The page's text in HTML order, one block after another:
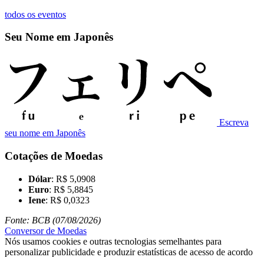
todos os eventos
Seu Nome em Japonês
Escreva
seu nome em Japonês
Cotações de Moedas
Dólar: R$ 5,0908
Euro: R$ 5,8845
Iene: R$ 0,0323
Fonte: BCB (07/08/2026)
Conversor de Moedas
Nós usamos cookies e outras tecnologias semelhantes para
personalizar publicidade e produzir estatísticas de acesso de acordo